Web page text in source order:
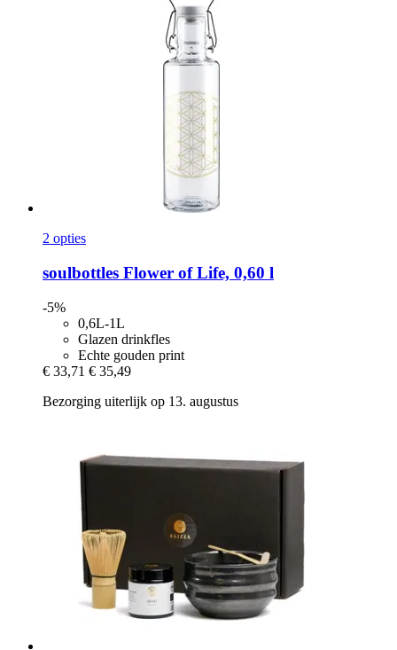
2 opties
soulbottles Flower of Life, 0,60 l
-5%
0,6L-1L
Glazen drinkfles
Echte gouden print
€ 33,71 € 35,49
Bezorging uiterlijk op 13. augustus